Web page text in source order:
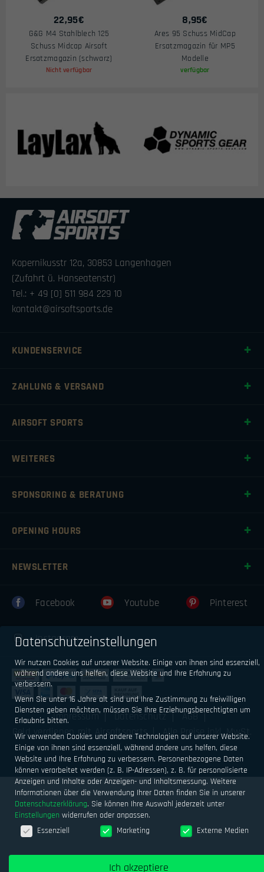
22,95€
G&G M4 Stahlblech 125
Schuss Midcap Airsoft
Ersatzmagazin (schwarz)
Nicht verfügbar
8,95€
Ares 95 Schuss MidCap
Ersatzmagazin für MP5
Modelle
verfügbar
Kopernikusstr 12a, 30853 Langenhagen
(Zufahrt ü. Hanseatenstr)
Tel.: + 49 [0] 511 984 229 10
kontakt@airsoftsports.de
KUNDENSERVICE
ZAHLUNG & VERSAND
AIRSOFT SPORTS
WEITERES
SPONSORING & BERATUNG
OPENING HOURS
NEWSLETTER
Facebook Youtube Pinterest
Instagram
Impressum Datenschutz
AGB
Geld verdienen mit Airsoftsports
Alle Preise inkl. MwSt.
zzgl. Versand
Datenschutzeinstellungen
Wir nutzen Cookies auf unserer Website. Einige von ihnen sind essenziell,
während andere uns helfen, diese Website und Ihre Erfahrung zu
verbessern.
Wenn Sie unter 16 Jahre alt sind und Ihre Zustimmung zu freiwilligen
Diensten geben möchten, müssen Sie Ihre Erziehungsberechtigten um
Erlaubnis bitten.
Wir verwenden Cookies und andere Technologien auf unserer Website.
Einige von ihnen sind essenziell, während andere uns helfen, diese
Website und Ihre Erfahrung zu verbessern. Personenbezogene Daten
können verarbeitet werden (z. B. IP-Adressen), z. B. für personalisierte
Anzeigen und Inhalte oder Anzeigen- und Inhaltsmessung. Weitere
Informationen über die Verwendung Ihrer Daten finden Sie in unserer
Datenschutzerklärung. Sie können Ihre Auswahl jederzeit unter
Einstellungen widerrufen oder anpassen.
Datenschutzeinstellungen
Essenziell Marketing Externe Medien
Ich akzeptiere